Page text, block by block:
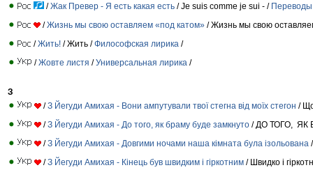
/Жак Превер - Я есть какая есть / Je suis comme je sui - / Переводы
/Жизнь мы свою оставляем «под катом» / Жизнь мы свою
/Жить! / Жить /Философская лирика /
/Жовте листя /Универсальная лирика /
З
/З Йегуди Амихая - Вони ампутували твої стегна від моїх стегон /
/З Йегуди Амихая - До того, як браму буде замкнуто / ДО ТОГО, ЯК
/З Йегуди Амихая - Довгими ночами наша кімната була ізольована
/З Йегуди Амихая - Кінець був швидким і гіркотним / Швидко і